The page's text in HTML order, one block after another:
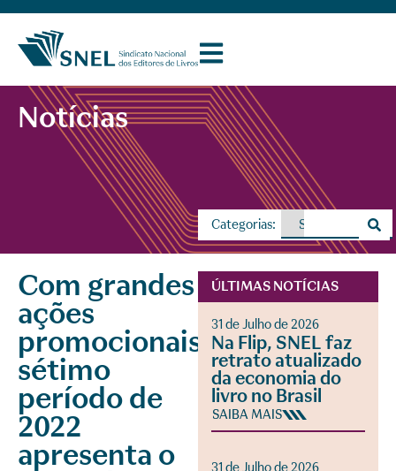
Notícias
Categorias:
Com grandes
ações
promocionais,
sétimo
período de
2022
apresenta o
ÚLTIMAS NOTÍCIAS
31 de Julho de 2026
Na Flip, SNEL faz
retrato atualizado
da economia do
livro no Brasil
SAIBA MAIS
31 de Julho de 2026